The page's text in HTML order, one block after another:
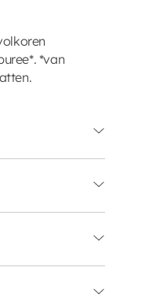
*van